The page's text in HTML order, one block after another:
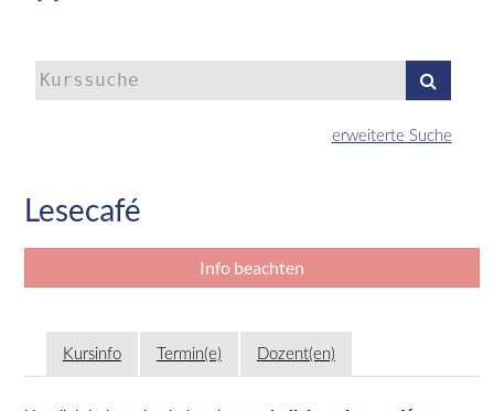
Kurse
suchen
erweiterte Suche
Lesecafé
Info beachten
Kursinfo Termin(e) Dozent(en)